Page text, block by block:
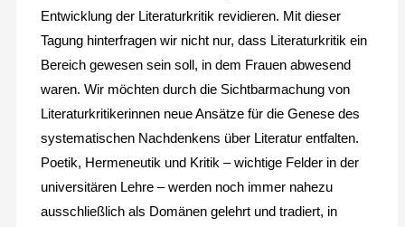
Entwicklung der Literaturkritik revidieren. Mit dieser
Tagung hinterfragen wir nicht nur, dass Literaturkritik ein
Bereich gewesen sein soll, in dem Frauen abwesend
waren. Wir möchten durch die Sichtbarmachung von
Literaturkritikerinnen neue Ansätze für die Genese des
systematischen Nachdenkens über Literatur entfalten.
Poetik, Hermeneutik und Kritik – wichtige Felder in der
universitären Lehre – werden noch immer nahezu
ausschließlich als Domänen gelehrt und tradiert, in